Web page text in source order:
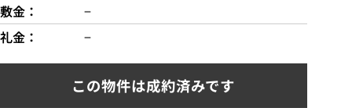
敷金
−
礼金
−